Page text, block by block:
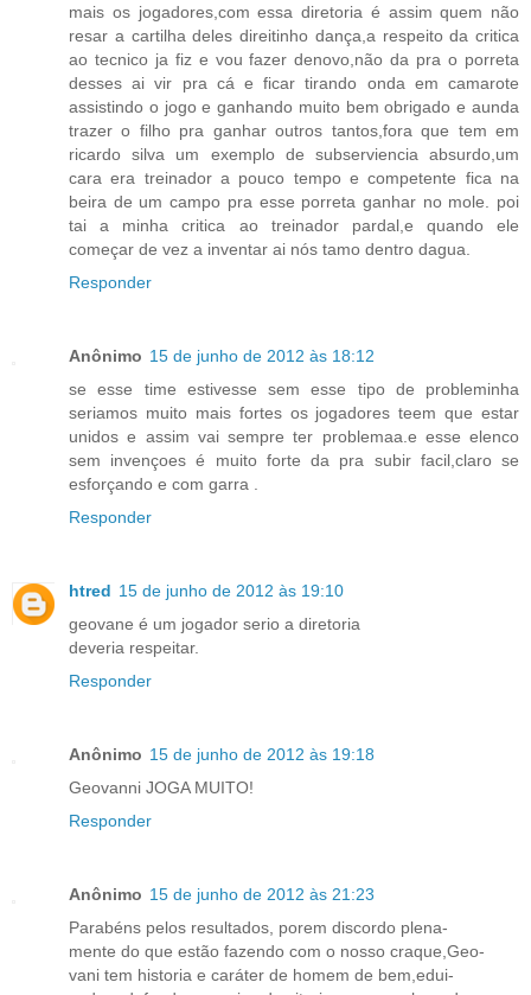
mais os jogadores,com essa diretoria é assim quem não
resar a cartilha deles direitinho dança,a respeito da critica
ao tecnico ja fiz e vou fazer denovo,não da pra o porreta
desses ai vir pra cá e ficar tirando onda em camarote
assistindo o jogo e ganhando muito bem obrigado e aunda
trazer o filho pra ganhar outros tantos,fora que tem em
ricardo silva um exemplo de subserviencia absurdo,um
cara era treinador a pouco tempo e competente fica na
beira de um campo pra esse porreta ganhar no mole. poi
tai a minha critica ao treinador pardal,e quando ele
começar de vez a inventar ai nós tamo dentro dagua.
Responder
Anônimo 15 de junho de 2012 às 18:12
se esse time estivesse sem esse tipo de probleminha
seriamos muito mais fortes os jogadores teem que estar
unidos e assim vai sempre ter problemaa.e esse elenco
sem invençoes é muito forte da pra subir facil,claro se
esforçando e com garra .
Responder
htred 15 de junho de 2012 às 19:10
geovane é um jogador serio a diretoria
deveria respeitar.
Responder
Anônimo 15 de junho de 2012 às 19:18
Geovanni JOGA MUITO!
Responder
Anônimo 15 de junho de 2012 às 21:23
Parabéns pelos resultados, porem discordo plena-
mente do que estão fazendo com o nosso craque,Geo-
vani tem historia e caráter de homem de bem,edui-